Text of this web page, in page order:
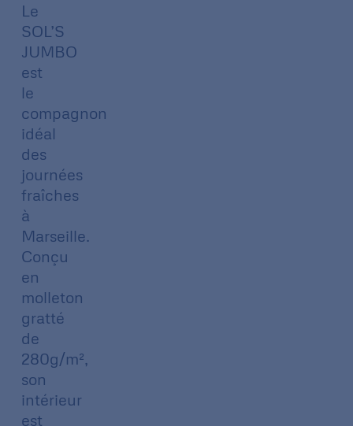
Le
SOL’S
JUMBO
est
le
compagnon
idéal
des
journées
fraîches
à
Marseille.
Conçu
en
molleton
gratté
de
280g/m²,
son
intérieur
est